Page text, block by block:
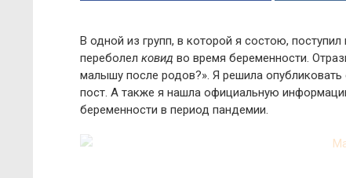
В одной из групп, в которой я состою,
переболел ковид во время беременности.
малышу после родов?». Я решила
пост. А также я нашла официальную
беременности в период пандемии.